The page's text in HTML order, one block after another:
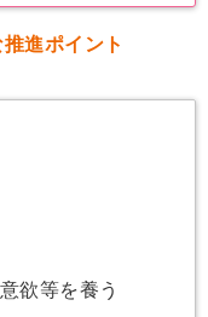
進ポイント
欲等を養う